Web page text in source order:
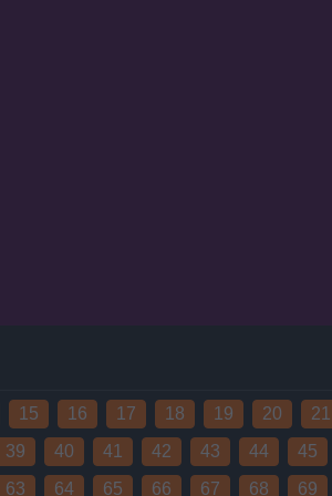
15 16 17 18 19 20 21
39 40 41 42 43 44 45
63 64 65 66 67 68 69